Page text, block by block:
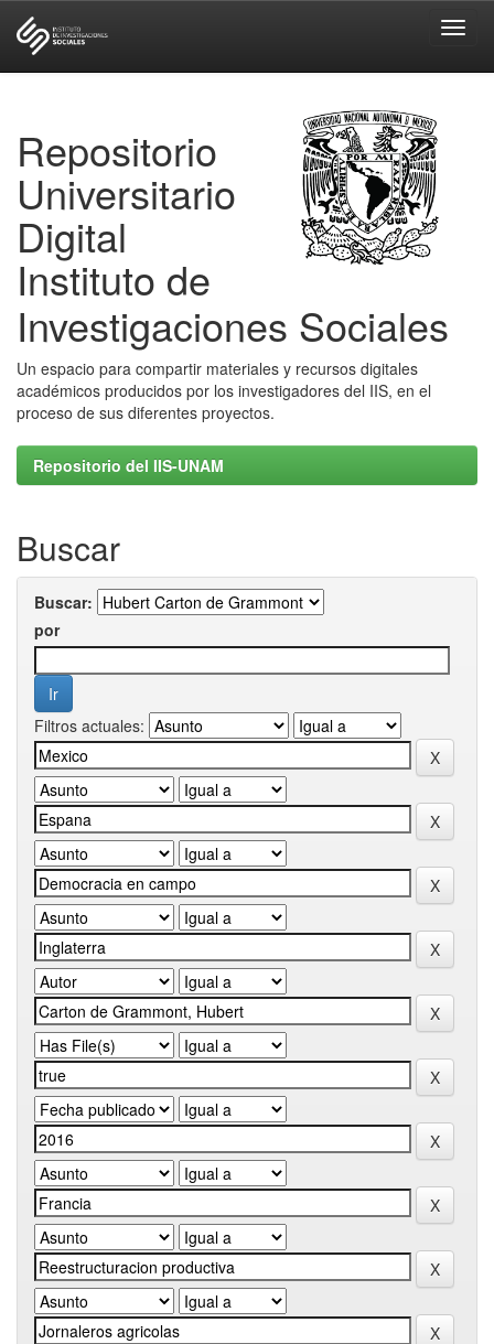
Repositorio
Universitario
Digital
Instituto de
Investigaciones Sociales
Un espacio para compartir materiales y recursos digitales
académicos producidos por los investigadores del IIS, en el
proceso de sus diferentes proyectos.
Repositorio del IIS-UNAM
Buscar
Buscar:
por
Filtros actuales: